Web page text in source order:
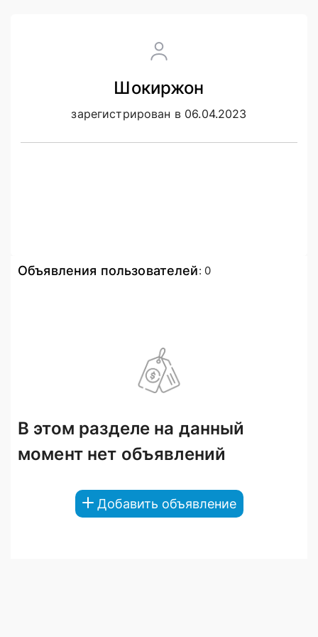
Шокиржон
зарегистрирован в 06.04.2023
Объявления пользователей: 0
В этом разделе на данный
момент нет объявлений
Добавить объявление